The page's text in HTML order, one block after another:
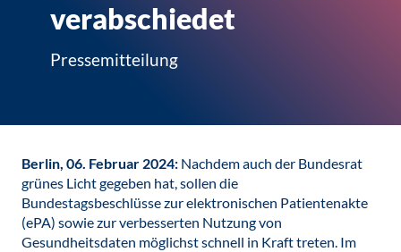
verabschiedet
Pressemitteilung
Berlin, 06. Februar 2024: Nachdem auch der Bundesrat
grünes Licht gegeben hat, sollen die
Bundestagsbeschlüsse zur elektronischen Patientenakte
(ePA) sowie zur verbesserten Nutzung von
Gesundheitsdaten möglichst schnell in Kraft treten. Im